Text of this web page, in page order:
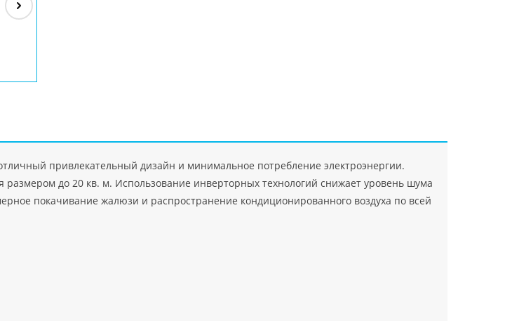
PHP ">
привлекательный дизайн и минимальное потребление электроэнергии.
до 20 кв. м. Использование инверторных технологий снижает уровень шума
покачивание жалюзи и распространение кондиционированного воздуха по всей